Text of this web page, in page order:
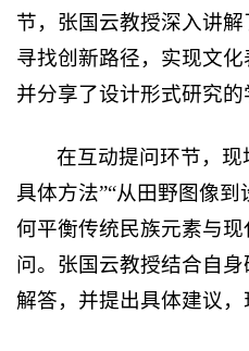
节，张国云教授深入讲
寻找创新路径，实现文化
并分享了设计形式研究
在互动提问环节，现
具体方法”“从田野图像到
何平衡传统民族元素与
问。张国云教授结合自
解答，并提出具体建议，